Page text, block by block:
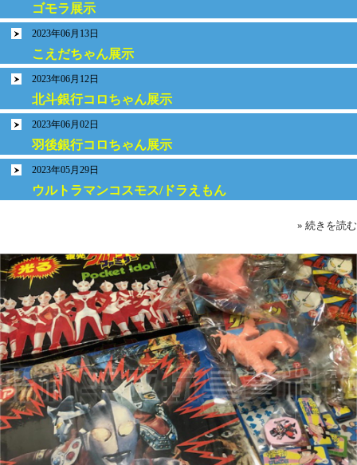
ゴモラ展示
2023年06月13日
こえだちゃん展示
2023年06月12日
北斗銀行コロちゃん展示
2023年06月02日
羽後銀行コロちゃん展示
2023年05月29日
ウルトラマンコスモス/ドラえもん
» 続きを読む